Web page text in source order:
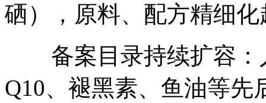
硒），原料、配方精细
备案目录持续扩容：
Q10、褪黑素、鱼油等